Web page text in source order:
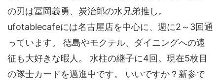
の刃は冨岡義勇、炭治郎の水兄弟推し。
ufotablecafeには名古屋店を中心に、週に2～3回通
っています。 徳島やモクテル、ダイニングへの遠
征も大好きな暇人。 水柱の継子に4回。現在5枚目
の隊士カードを邁進中です。 いいですか？新参で